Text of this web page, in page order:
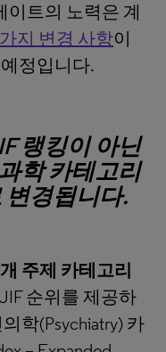
이트의 노력은 계
지 변경 사항이
정입니다.
랭킹이 아닌
학 카테고리
변경됩니다.
주제 카테고리
순위를 제공하
학(Psychiatry) 카